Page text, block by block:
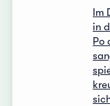
Im
in
Po